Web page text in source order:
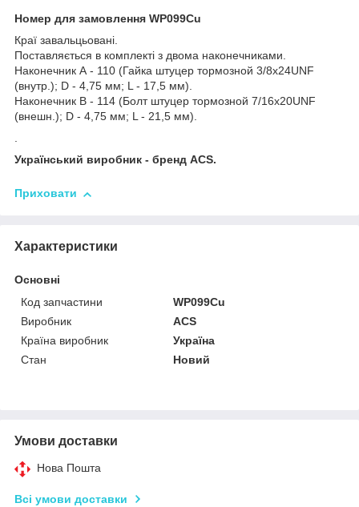
Номер для замовлення WP099Cu
Краї завальцьовані.
Поставляється в комплекті з двома наконечниками.
Наконечник А - 110 (Гайка штуцер тормозной 3/8х24UNF
(внутр.); D - 4,75 мм; L - 17,5 мм).
Наконечник В - 114 (Болт штуцер тормозной 7/16х20UNF
(внешн.); D - 4,75 мм; L - 21,5 мм).
.
Український виробник - бренд ACS.
Приховати
Характеристики
Основні
Код запчастини
WP099Cu
Виробник
ACS
Країна виробник
Україна
Стан
Новий
Умови доставки
Нова Пошта
Всі умови доставки